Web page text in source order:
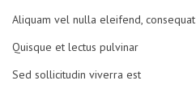
Aliquam vel nulla eleifend, consequat
Quisque et lectus pulvinar
Sed sollicitudin viverra est